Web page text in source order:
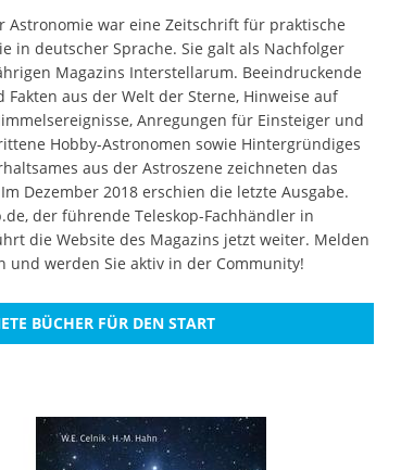
Astronomie war eine Zeitschrift für praktische
in deutscher Sprache. Sie galt als Nachfolger
Magazins Interstellarum. Beeindruckende
Fakten aus der Welt der Sterne, Hinweise auf
Anregungen für Einsteiger und
Hobby-Astronomen sowie Hintergründiges
aus der Astroszene zeichneten das
Dezember 2018 erschien die letzte Ausgabe.
der führende Teleskop-Fachhändler in
die Website des Magazins jetzt weiter. Melden
und werden Sie aktiv in der Community!
BÜCHER FÜR DEN START